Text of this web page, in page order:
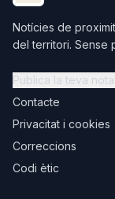
Notícies de
del territori. Sense
Publica la teva
Contacte
Privacitat i cookies
Correccions
Codi ètic